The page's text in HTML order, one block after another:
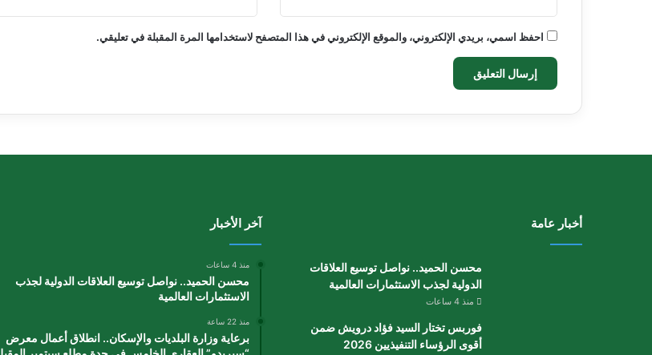
احفظ اسمي، بريدي الإلكتروني، والموقع الإلكتروني في هذا المتصفح لاستخدامها المرة المقبلة في تعليقي.
أخبار عامة
محسن الحميد.. نواصل توسيع العلاقات
الدولية لجذب الاستثمارات العالمية
منذ 4 ساعات
فوربس تختار السيد فؤاد درويش ضمن
أقوى الرؤساء التنفيذيين 2026
آخر الأخبار
منذ 4 ساعات
محسن الحميد.. نواصل توسيع العلاقات الدولية لجذب
الاستثمارات العالمية
منذ 22 ساعة
برعاية وزارة البلديات والإسكان.. انطلاق أعمال معرض